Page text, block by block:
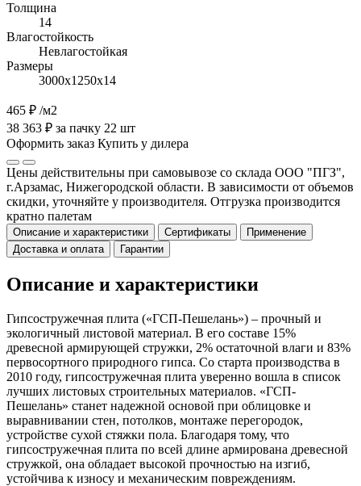
Толщина
14
Влагостойкость
Невлагостойкая
Размеры
3000х1250х14
465 ₽ /м2
38 363 ₽ за пачку 22 шт
Оформить заказ Купить у дилера
Цены действительны при самовывозе со склада ООО "ПГЗ",
г.Арзамас, Нижегородской области. В зависимости от объемов
скидки, уточняйте у производителя. Отгрузка производится
кратно палетам
Описание и характеристики Сертификаты
Применение
Доставка и оплата
Гарантии
Описание и характеристики
Гипсостружечная плита («ГСП-Пешелань») – прочный и
экологичный листовой материал. В его составе 15%
древесной армирующей стружки, 2% остаточной влаги и 83%
первосортного природного гипса. Со старта производства в
2010 году, гипсостружечная плита уверенно вошла в список
лучших листовых строительных материалов. «ГСП-
Пешелань» станет надежной основой при облицовке и
выравнивании стен, потолков, монтаже перегородок,
устройстве сухой стяжки пола. Благодаря тому, что
гипсостружечная плита по всей длине армирована древесной
стружкой, она обладает высокой прочностью на изгиб,
устойчива к износу и механическим повреждениям.